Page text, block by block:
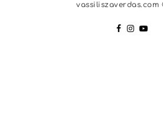
vassiliszaverdas.com